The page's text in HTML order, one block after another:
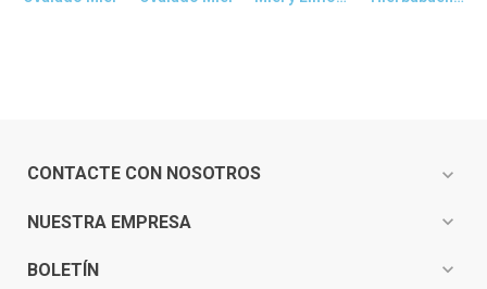
CONTACTE CON NOSOTROS expand_more
NUESTRA EMPRESA expand_more
BOLETÍN expand_more